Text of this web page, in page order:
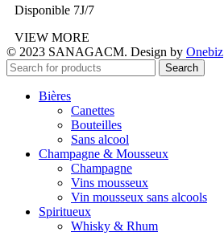
Disponible 7J/7
VIEW MORE
© 2023 SANAGACM. Design by Onebiz
Search
Bières
Canettes
Bouteilles
Sans alcool
Champagne & Mousseux
Champagne
Vins mousseux
Vin mousseux sans alcools
Spiritueux
Whisky & Rhum